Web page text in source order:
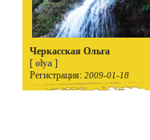
Черкасская Ольга
[ olya ]
Регистрация: 2009-01-18